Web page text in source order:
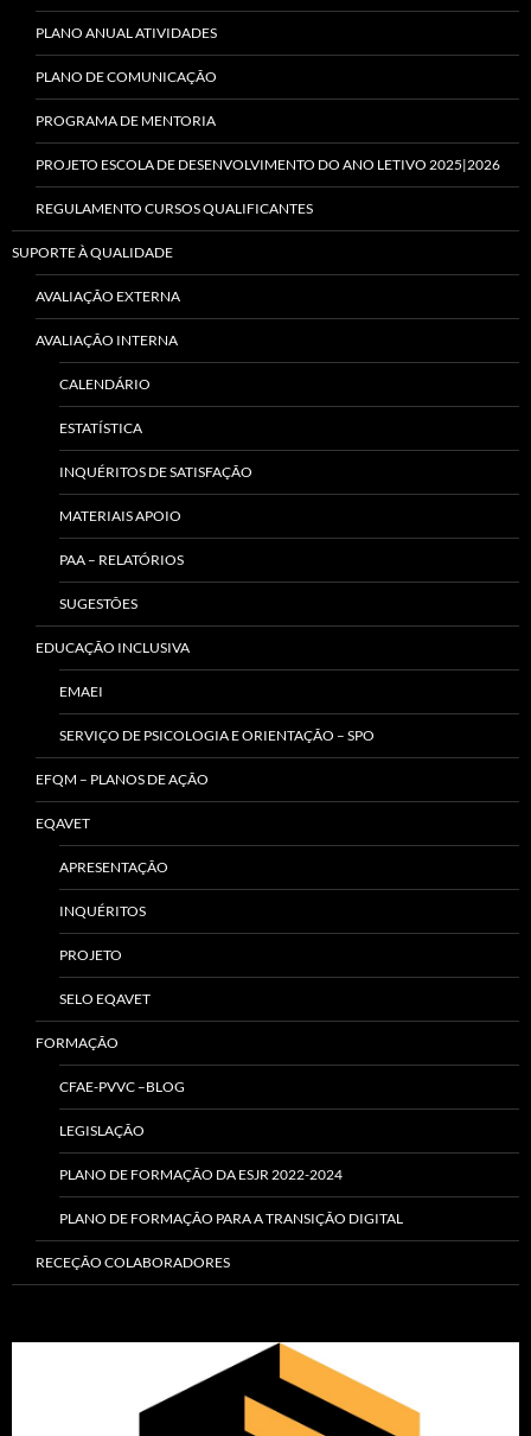
PLANO ANUAL ATIVIDADES
PLANO DE COMUNICAÇÃO
PROGRAMA DE MENTORIA
PROJETO ESCOLA DE DESENVOLVIMENTO DO ANO LETIVO 2025|2026
REGULAMENTO CURSOS QUALIFICANTES
SUPORTE À QUALIDADE
AVALIAÇÃO EXTERNA
AVALIAÇÃO INTERNA
CALENDÁRIO
ESTATÍSTICA
INQUÉRITOS DE SATISFAÇÃO
MATERIAIS APOIO
PAA – RELATÓRIOS
SUGESTÕES
EDUCAÇÃO INCLUSIVA
EMAEI
SERVIÇO DE PSICOLOGIA E ORIENTAÇÃO – SPO
EFQM – PLANOS DE AÇÃO
EQAVET
APRESENTAÇÃO
INQUÉRITOS
PROJETO
SELO EQAVET
FORMAÇÃO
CFAE-PVVC –BLOG
LEGISLAÇÃO
PLANO DE FORMAÇÃO DA ESJR 2022-2024
PLANO DE FORMAÇÃO PARA A TRANSIÇÃO DIGITAL
RECEÇÃO COLABORADORES